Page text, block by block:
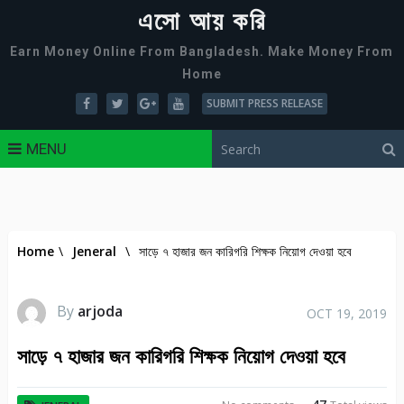
এসো আয় করি
Earn Money Online From Bangladesh. Make Money From
Home
SUBMIT PRESS RELEASE
MENU
Home \ Jeneral \ সাড়ে ৭ হাজার জন কারিগরি শিক্ষক নিয়োগ দেওয়া হবে
By arjoda OCT 19, 2019
সাড়ে ৭ হাজার জন কারিগরি শিক্ষক নিয়োগ দেওয়া হবে